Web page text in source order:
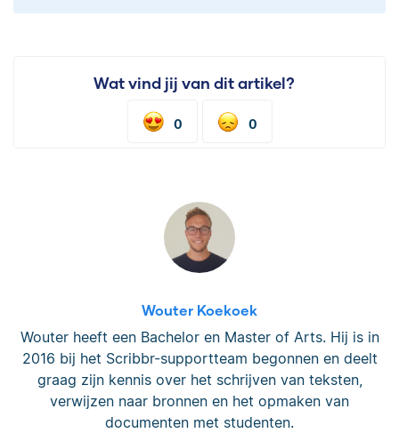
Wat vind jij van dit artikel?
0 0
Wouter Koekoek
Wouter heeft een Bachelor en Master of Arts. Hij is in
2016 bij het Scribbr-supportteam begonnen en deelt
graag zijn kennis over het schrijven van teksten,
verwijzen naar bronnen en het opmaken van
documenten met studenten.